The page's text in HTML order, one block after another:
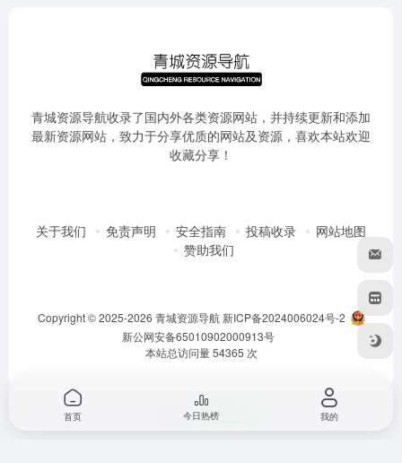
青城资源导航收录了国内外各类资源网站，并持续更新和添加
最新资源网站，致力于分享优质的网站及资源，喜欢本站欢迎
收藏分享！
关于我们 免责声明 安全指南 投稿收录
网站地图
赞助我们
Copyright © 2025-2026 青城资源导航 新ICP备2024006024号-2
新公网安备65010902000913号
本站总访问量54365 次
本站已接入
首页 今日热榜 我的